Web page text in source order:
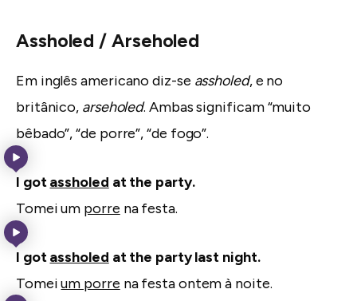
Assholed / Arseholed
Em inglês americano diz-se assholed, e no
britânico, arseholed. Ambas significam “muito
bêbado”, “de porre”, “de fogo”.
I gotassholed at the party.
Tomei um porre na festa.
I gotassholed at the party last night.
Tomeium porre na festa ontem à noite.